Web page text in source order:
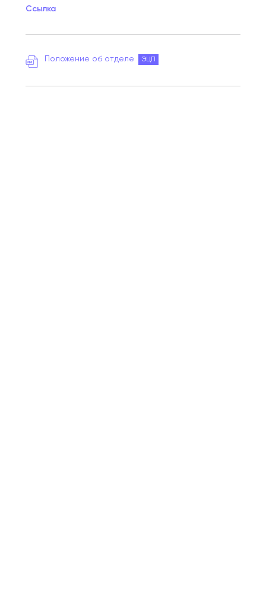
Ссылка
Положение об отделе ЭЦП